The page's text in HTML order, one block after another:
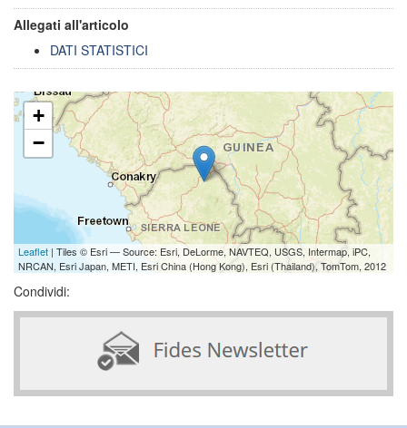
Allegati all'articolo
DATI STATISTICI
+
−
Leaflet | Tiles © Esri — Source: Esri, DeLorme, NAVTEQ, USGS, Intermap, iPC,
NRCAN, Esri Japan, METI, Esri China (Hong Kong), Esri (Thailand), TomTom, 2012
Condividi: